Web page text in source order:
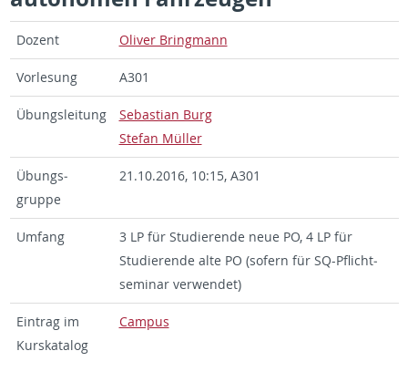
Dozent Oliver Bring­mann
Vor­lesung A301
Übungsleitung
Se­bas­t­ian Burg
Ste­fan Müller
Übungs­
gruppe
21.10.2016, 10:15, A301
Um­fang
3 LP für Studierende neue PO, 4 LP für
Studierende alte PO (sofern für SQ-Pflicht­
sem­i­nar ver­wen­det)
Ein­trag im
Kurskat­a­log
Cam­pus